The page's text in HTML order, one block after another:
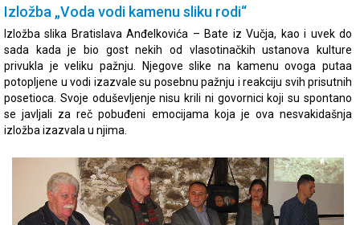
Izložba „Voda vodi kamenu sliku rodi“
Izložba slika Bratislava Anđelkovića – Bate iz Vučja, kao i uvek do
sada kada je bio gost nekih od vlasotinačkih ustanova kulture
privukla je veliku pažnju. Njegove slike na kamenu ovoga putaa
potopljene u vodi izazvale su posebnu pažnju i reakciju svih prisutnih
posetioca. Svoje oduševljenje nisu krili ni govornici koji su spontano
se javljali za reč pobuđeni emocijama koja je ova nesvakidašnja
izložba izazvala u njima.